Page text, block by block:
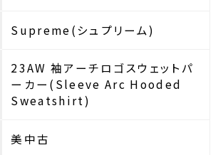
Supreme(シュプリーム)
23AW 袖アーチロゴスウェットパ
ーカー(Sleeve Arc Hooded
Sweatshirt)
美中古